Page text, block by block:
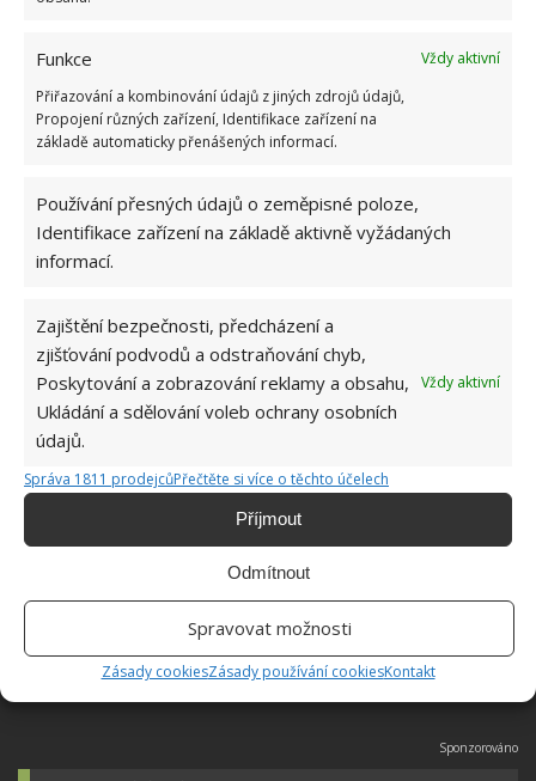
Funkce
Vždy aktivní
Přiřazování a kombinování údajů z jiných zdrojů údajů,
Propojení různých zařízení, Identifikace zařízení na
základě automaticky přenášených informací.
Používání přesných údajů o zeměpisné poloze,
Identifikace zařízení na základě aktivně vyžádaných
informací.
Zajištění bezpečnosti, předcházení a
zjišťování podvodů a odstraňování chyb,
Poskytování a zobrazování reklamy a obsahu,
Ukládání a sdělování voleb ochrany osobních
údajů.
Vždy aktivní
Správa 1811 prodejcůPřečtěte si více o těchto účelech
Příjmout
Odmítnout
Spravovat možnosti
Zásady cookiesZásady používání cookiesKontakt
DŮM STAVBA
Jiří Kolář
Absolvent České zemědělské
univerzity, který je již od malička
velkým kutilem. V podstatě vše, co je
možné najít v j...[Více o autorovi]